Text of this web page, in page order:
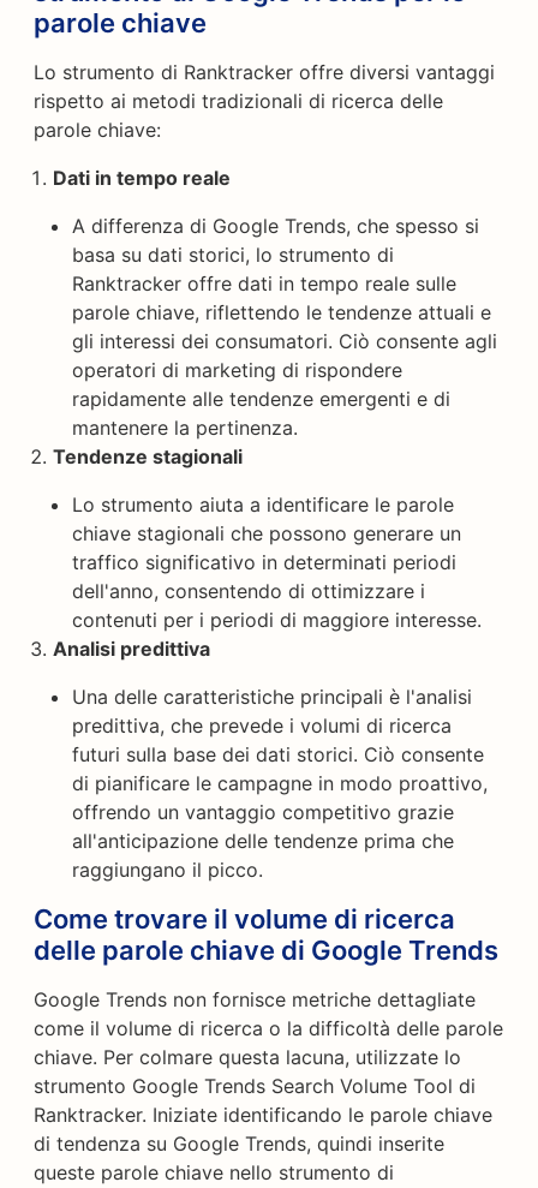
parole chiave
Lo strumento di Ranktracker offre diversi vantaggi
rispetto ai metodi tradizionali di ricerca delle
parole chiave:
Dati in tempo reale
A differenza di Google Trends, che spesso si
basa su dati storici, lo strumento di
Ranktracker offre dati in tempo reale sulle
parole chiave, riflettendo le tendenze attuali e
gli interessi dei consumatori. Ciò consente agli
operatori di marketing di rispondere
rapidamente alle tendenze emergenti e di
mantenere la pertinenza.
Tendenze stagionali
Lo strumento aiuta a identificare le parole
chiave stagionali che possono generare un
traffico significativo in determinati periodi
dell'anno, consentendo di ottimizzare i
contenuti per i periodi di maggiore interesse.
Analisi predittiva
Una delle caratteristiche principali è l'analisi
predittiva, che prevede i volumi di ricerca
futuri sulla base dei dati storici. Ciò consente
di pianificare le campagne in modo proattivo,
offrendo un vantaggio competitivo grazie
all'anticipazione delle tendenze prima che
raggiungano il picco.
Come trovare il volume di ricerca
delle parole chiave di Google Trends
Google Trends non fornisce metriche dettagliate
come il volume di ricerca o la difficoltà delle parole
chiave. Per colmare questa lacuna, utilizzate lo
strumento Google Trends Search Volume Tool di
Ranktracker. Iniziate identificando le parole chiave
di tendenza su Google Trends, quindi inserite
queste parole chiave nello strumento di